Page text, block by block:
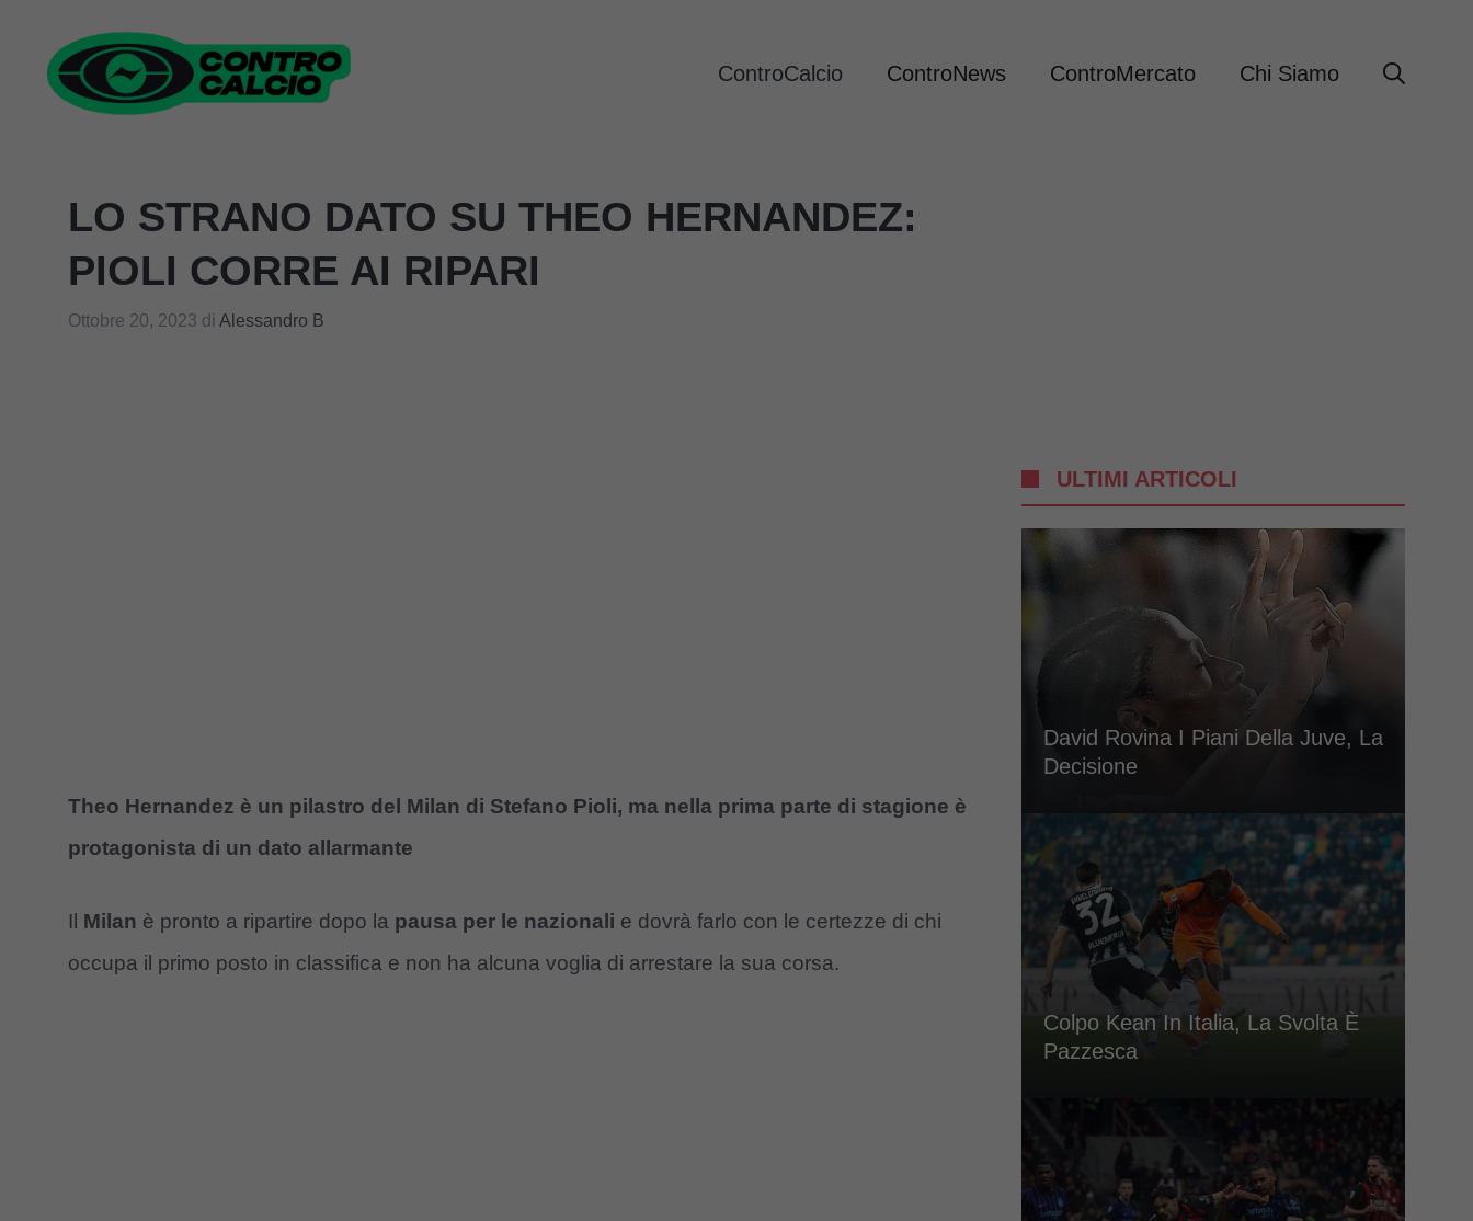
contenuto
ControCalcio ControNews ControMercato Chi Siamo
LO STRANO DATO SU THEO HERNANDEZ:
PIOLI CORRE AI RIPARI
Ottobre 20, 2023 di Alessandro B
Theo Hernandez è un pilastro del Milan di Stefano Pioli, ma nella prima parte di stagione è
protagonista di un dato allarmante
Il Milan è pronto a ripartire dopo la pausa per le nazionali e dovrà farlo con le certezze di chi
occupa il primo posto in classifica e non ha alcuna voglia di arrestare la sua corsa.
ULTIMI ARTICOLI
David Rovina I Piani Della Juve, La
Decisione
Colpo Kean In Italia, La Svolta È
Pazzesca